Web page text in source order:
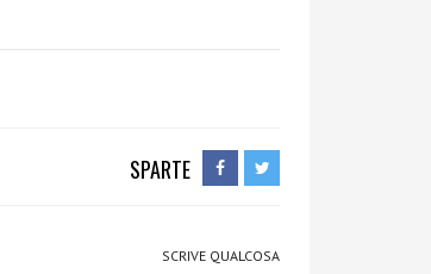
SPARTE
SCRIVE QUALCOSA